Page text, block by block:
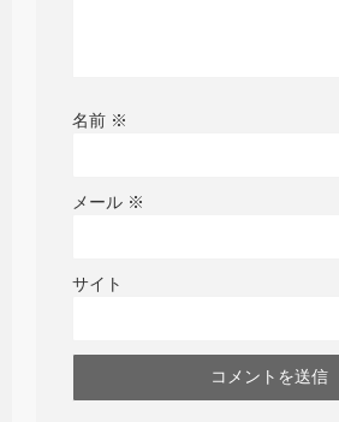
名前 ※
メール ※
サイト